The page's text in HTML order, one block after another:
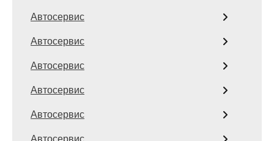
Автосервис
Автосервис
Автосервис
Автосервис
Автосервис